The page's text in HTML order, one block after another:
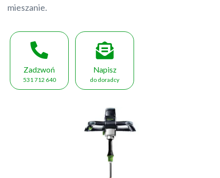
mieszanie.
Zadzwoń
531 712 640
Napisz
do doradcy